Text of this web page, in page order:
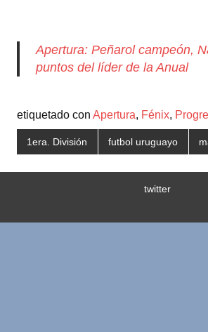
Apertura: Peñarol campeón,
puntos del líder de la Anual
etiquetado con Apertura, Fénix,
1era. División futbol uruguayo
twitter